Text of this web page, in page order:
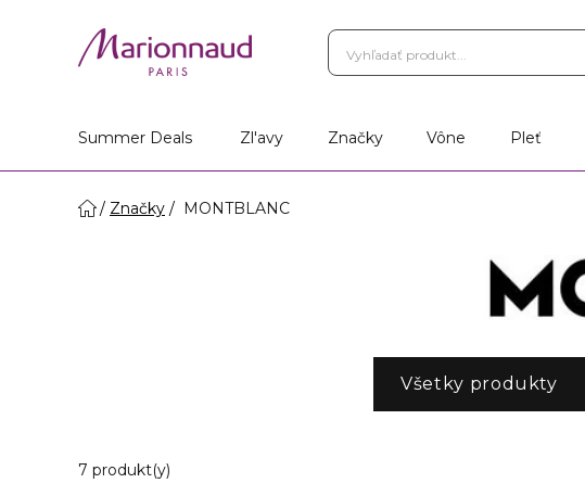
Summer Deals Zl'avy Značky Vône Pleť
Značky MONTBLANC
Všetky produkty
7 produkt(y)